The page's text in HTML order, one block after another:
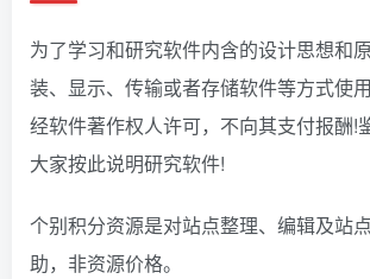
为了学习和研究软件内含的设计思想和
装、显示、传输或者存储软件等方式使
经软件著作权人许可，不向其支付报酬!
大家按此说明研究软件!
个别积分资源是对站点整理、编辑及站
助，非资源价格。